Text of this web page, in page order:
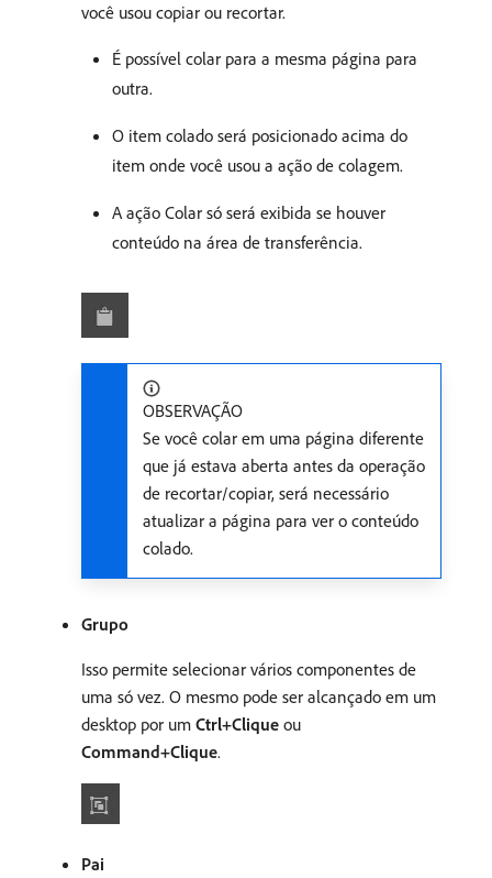
você usou copiar ou recortar.
É possível colar para a mesma página para
outra.
O item colado será posicionado acima do
item onde você usou a ação de colagem.
A ação Colar só será exibida se houver
conteúdo na área de transferência.
OBSERVAÇÃO
Se você colar em uma página diferente
que já estava aberta antes da operação
de recortar/copiar, será necessário
atualizar a página para ver o conteúdo
colado.
Grupo
Isso permite selecionar vários componentes de
uma só vez. O mesmo pode ser alcançado em um
desktop por um Ctrl+Clique ou
Command+Clique.
Pai